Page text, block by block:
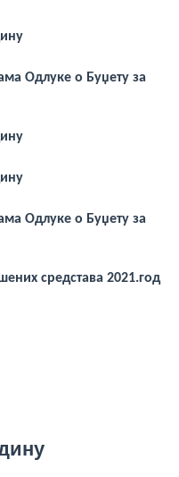
Одлуке о Буџету за
Одлуке о Буџету за
средстава 2021.год